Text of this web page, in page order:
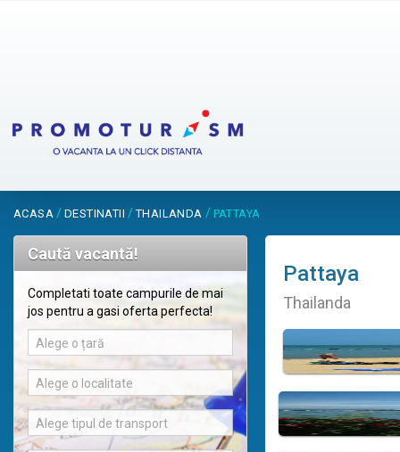
ACASA / DESTINATII /THAILANDA / PATTAYA
Caută vacantă!
Completati toate campurile de mai
jos pentru a gasi oferta perfecta!
Alege o țară
Alege o localitate
Alege tipul de transport
Pattaya
Thailanda